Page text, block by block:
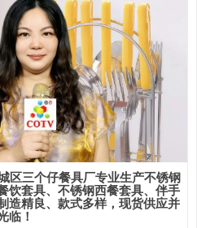
区三个仔餐具厂专业生产不锈钢
饮套具、不锈钢西餐套具、伴手
造精良、款式多样，现货供应并
临！